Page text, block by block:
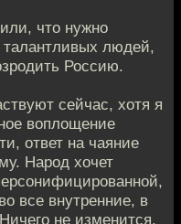
что нужно
талантливых людей,
Россию.
сейчас, хотя я
воплощение
ответ на чаяние
Народ хочет
все внутренние, в
не изменится,